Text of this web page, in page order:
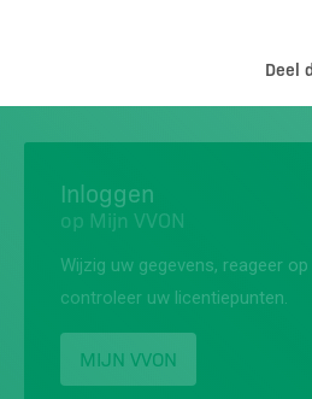
Deel
Inloggen
op Mijn VVON
Wijzig uw gegevens, reageer
controleer uw licentiepunten.
MIJN VVON